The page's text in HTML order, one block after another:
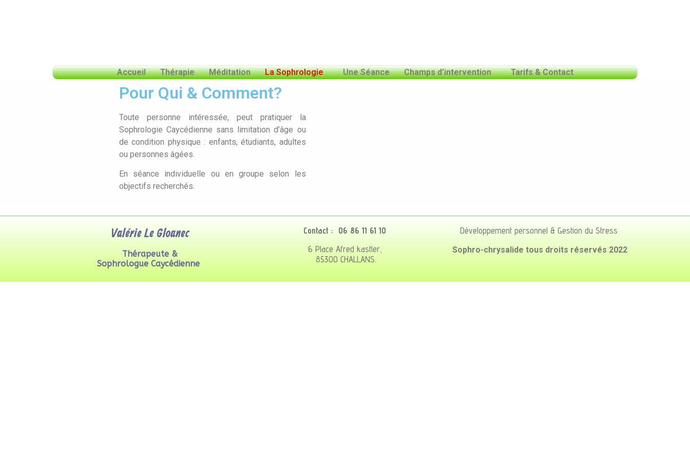
Accueil Thérapie Méditation La Sophrologie Une Séance Champs d’intervention Tarifs & Contact
Pour Qui & Comment?
Toute personne intéressée, peut pratiquer la
Sophrologie Caycédienne sans limitation d’âge ou
de condition physique : enfants, étudiants, adultes
ou personnes âgées.
En séance individuelle ou en groupe selon les
objectifs recherchés.
Valérie Le Gloanec
Thérapeute &
Sophrologue Caycédienne
Contact : 06 86 11 61 10
6 Place Afred kastler,
85300 CHALLANS.
Développement personnel & Gestion du Stress
Sophro-chrysalide tous droits réservés 2022